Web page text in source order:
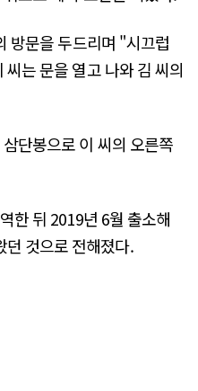
방문을 두드리며 "시끄럽
는 문을 열고 나와 김 씨의
단봉으로 이 씨의 오른쪽
한 뒤 2019년 6월 출소해
던 것으로 전해졌다.